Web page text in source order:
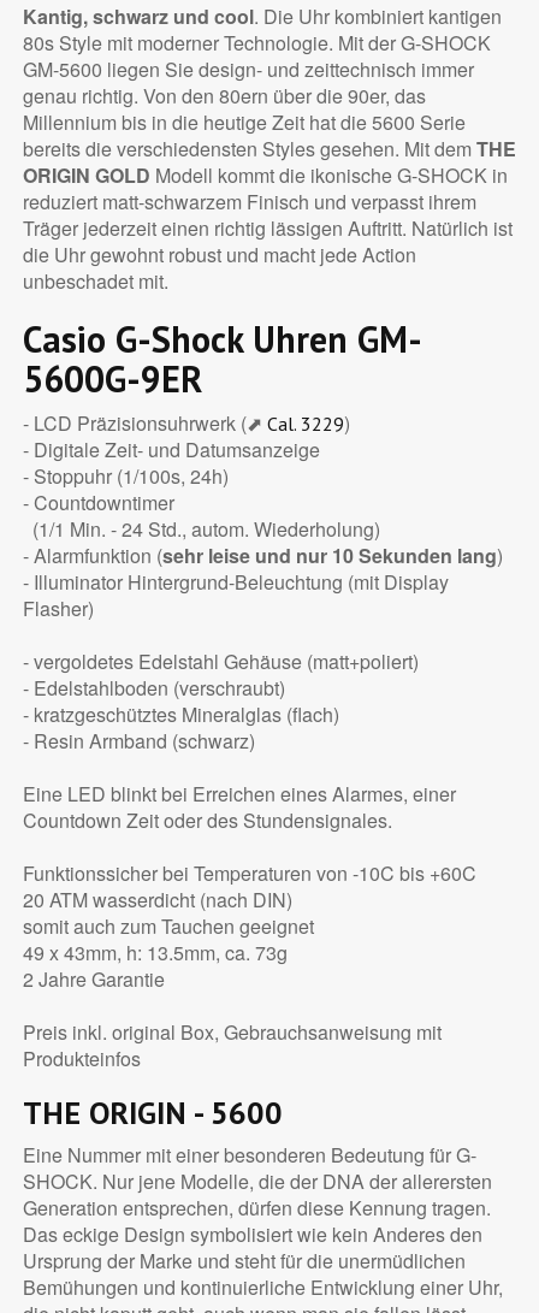
Kantig, schwarz und cool. Die Uhr kombiniert kantigen
80s Style mit moderner Technologie. Mit der G-SHOCK
GM-5600 liegen Sie design- und zeittechnisch immer
genau richtig. Von den 80ern über die 90er, das
Millennium bis in die heutige Zeit hat die 5600 Serie
bereits die verschiedensten Styles gesehen. Mit dem THE
ORIGIN GOLD Modell kommt die ikonische G-SHOCK in
reduziert matt-schwarzem Finisch und verpasst ihrem
Träger jederzeit einen richtig lässigen Auftritt. Natürlich ist
die Uhr gewohnt robust und macht jede Action
unbeschadet mit.
Casio G-Shock Uhren GM-
5600G-9ER
- LCD Präzisionsuhrwerk (⬈ Cal. 3229)
- Digitale Zeit- und Datumsanzeige
- Stoppuhr (1/100s, 24h)
- Countdowntimer
(1/1 Min. - 24 Std., autom. Wiederholung)
- Alarmfunktion (sehr leise und nur 10 Sekunden lang)
- Illuminator Hintergrund-Beleuchtung (mit Display
Flasher)
- vergoldetes Edelstahl Gehäuse (matt+poliert)
- Edelstahlboden (verschraubt)
- kratzgeschütztes Mineralglas (flach)
- Resin Armband (schwarz)
Eine LED blinkt bei Erreichen eines Alarmes, einer
Countdown Zeit oder des Stundensignales.
Funktionssicher bei Temperaturen von -10C bis +60C
20 ATM wasserdicht (nach DIN)
somit auch zum Tauchen geeignet
49 x 43mm, h: 13.5mm, ca. 73g
2 Jahre Garantie
Preis inkl. original Box, Gebrauchsanweisung mit
Produkteinfos
THE ORIGIN - 5600
Eine Nummer mit einer besonderen Bedeutung für G-
SHOCK. Nur jene Modelle, die der DNA der allerersten
Generation entsprechen, dürfen diese Kennung tragen.
Das eckige Design symbolisiert wie kein Anderes den
Ursprung der Marke und steht für die unermüdlichen
Bemühungen und kontinuierliche Entwicklung einer Uhr,